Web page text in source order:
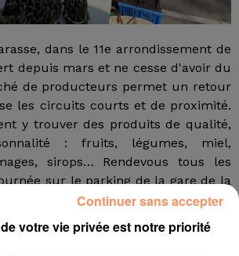
, dans le 11e arrondissement de
depuis mars et ne cesse d'avoir du
de producteurs permet un retour
les circuits courts et de proximité.
y trouver des produits de qualité,
: fruits, légumes, miel,
sirops… Rendevous tous les
sur le parking de la gare de la
faire le plein de saveurs
votre vie privée est notre priorité
Continuer sans accepter